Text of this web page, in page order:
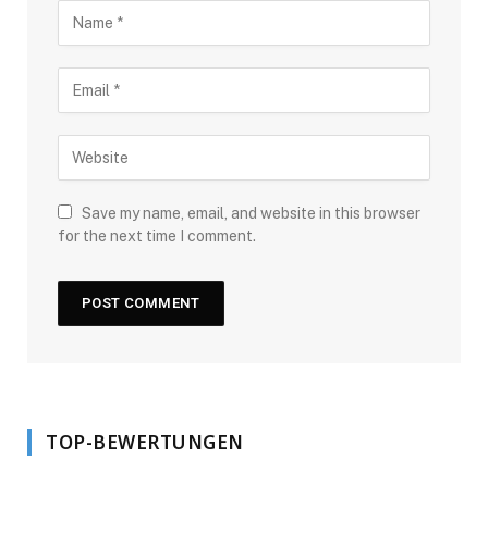
Save my name, email, and website in this browser
for the next time I comment.
TOP-BEWERTUNGEN